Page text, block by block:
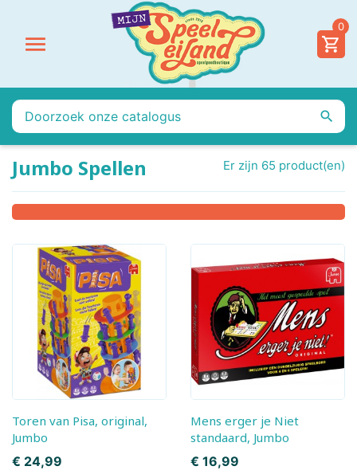

0

Jumbo Spellen Er zijn 65 product(en)
Toren van Pisa, original,
Jumbo
Prijs
€ 24,99
Mens erger je Niet
standaard, Jumbo
Prijs
€ 16,99